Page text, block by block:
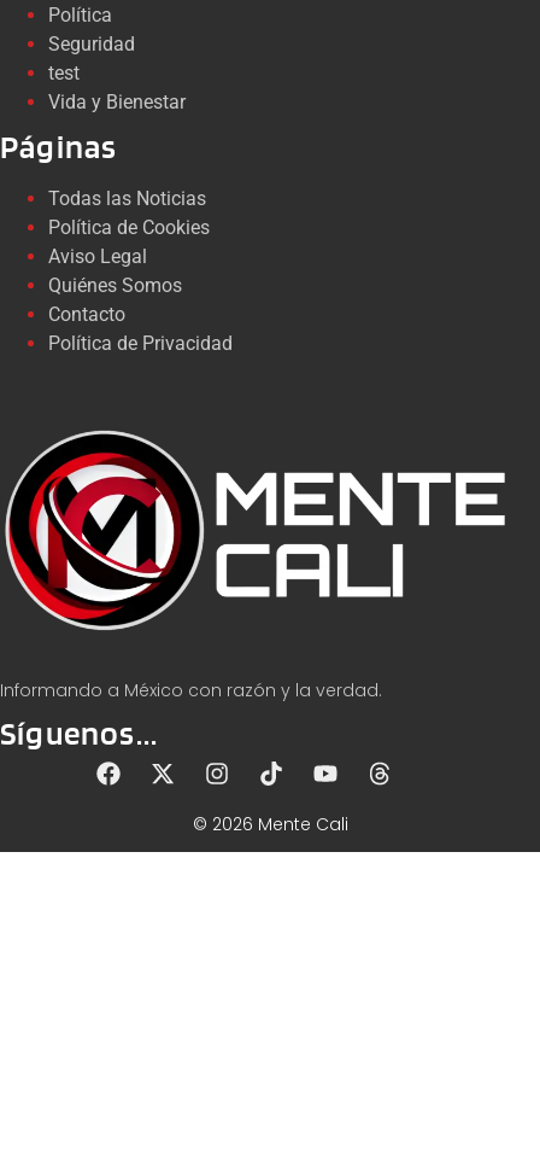
Informando a México con razón y la verdad.
Síguenos...
Política
Seguridad
test
Vida y Bienestar
Páginas
Todas las Noticias
Política de Cookies
Aviso Legal
Quiénes Somos
Contacto
Política de Privacidad
© 2026 Mente Cali